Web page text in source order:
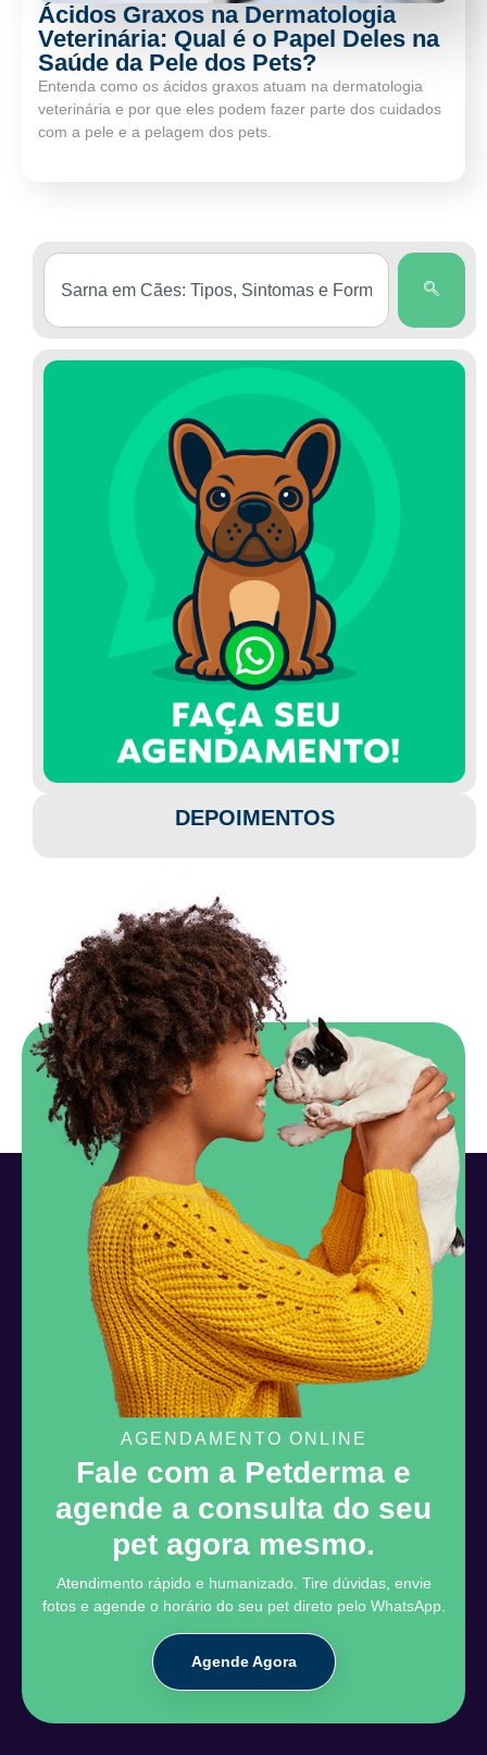
Ácidos Graxos na Dermatologia
Veterinária: Qual é o Papel Deles na
Saúde da Pele dos Pets?
Entenda como os ácidos graxos atuam na dermatologia
veterinária e por que eles podem fazer parte dos cuidados
com a pele e a pelagem dos pets.
DEPOIMENTOS​
AGENDAMENTO ONLINE
Fale com a Petderma e
agende a consulta do seu
pet agora mesmo.
Atendimento rápido e humanizado. Tire dúvidas, envie
fotos e agende o horário do seu pet direto pelo WhatsApp.
Agende Agora